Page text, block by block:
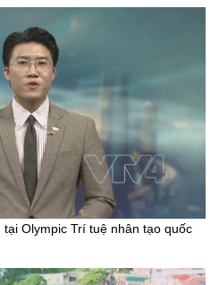
Olympic Trí tuệ nhân tạo quốc